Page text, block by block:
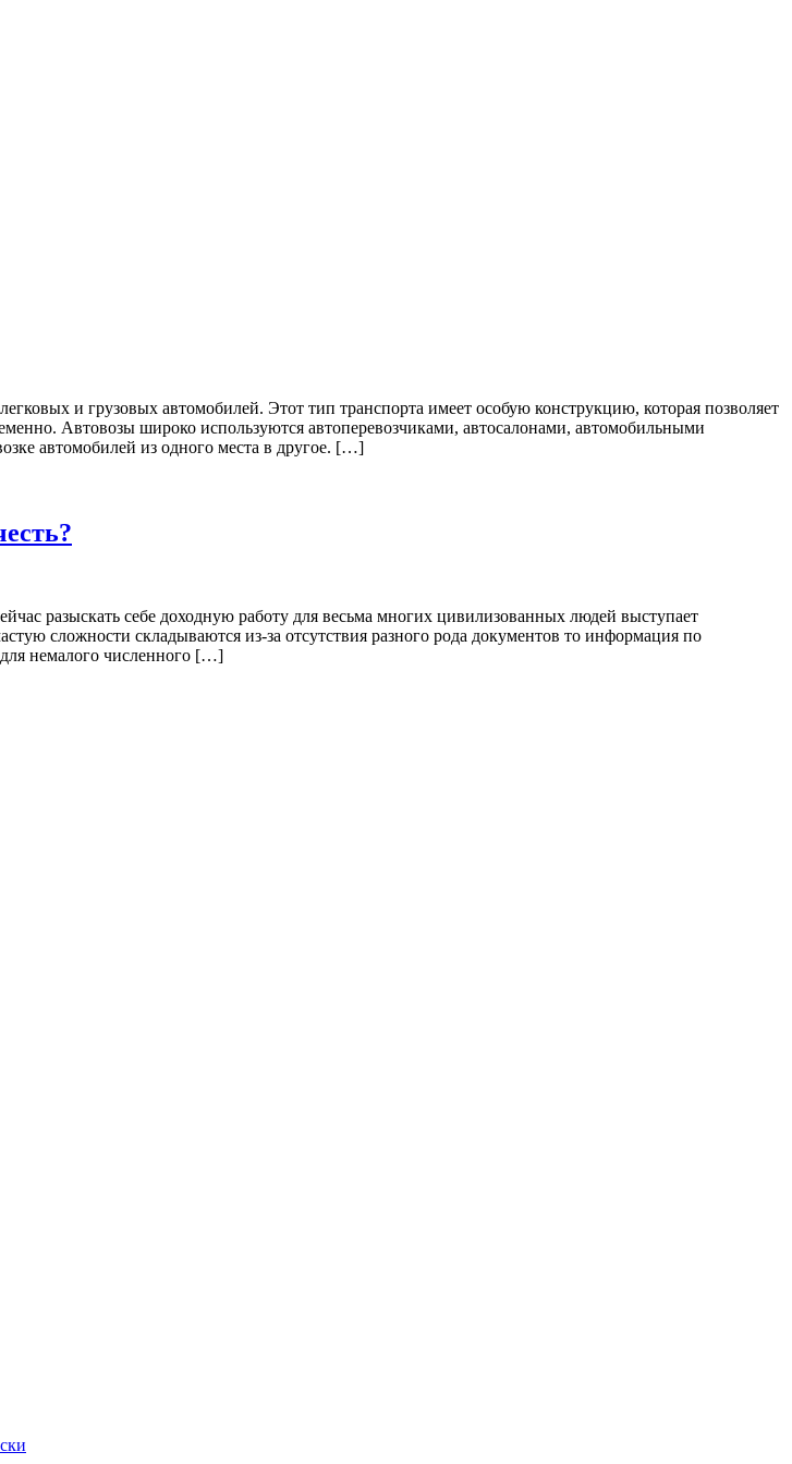
и грузовых автомобилей. Этот тип транспорта имеет особую конструкцию, которая позволяет
Автовозы широко используются автоперевозчиками, автосалонами, автомобильными
автомобилей из одного места в другое. […]
разыскать себе доходную работу для весьма многих цивилизованных людей выступает
сложности складываются из-за отсутствия разного рода документов то информация по
немалого численного […]